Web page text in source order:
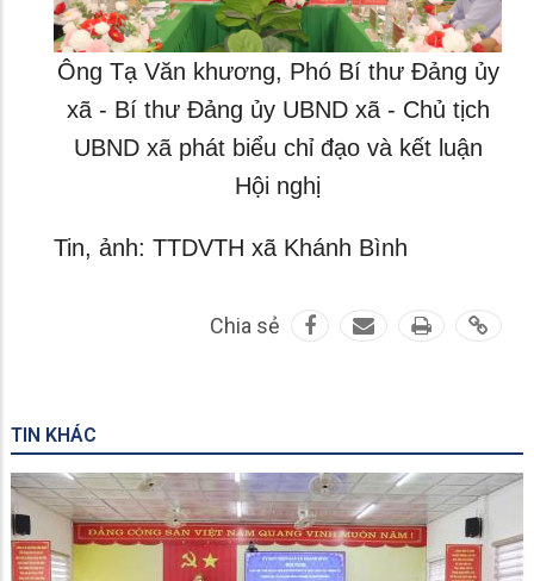
Ông Tạ Văn khương, Phó Bí thư Đảng ủy
xã - Bí thư Đảng ủy UBND xã - Chủ tịch
UBND xã phát biểu chỉ đạo và kết luận
Hội nghị
Tin, ảnh: TTDVTH xã Khánh Bình
Chia sẻ
TIN KHÁC